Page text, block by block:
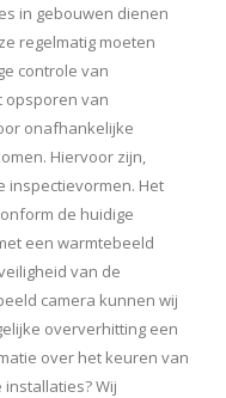
in gebouwen dienen
regelmatig moeten
controle van
opsporen van
onafhankelijke
Hiervoor zijn,
inspectievormen. Het
de huidige
een warmtebeeld
van de
camera kunnen wij
oververhitting een
over het keuren van
Wij